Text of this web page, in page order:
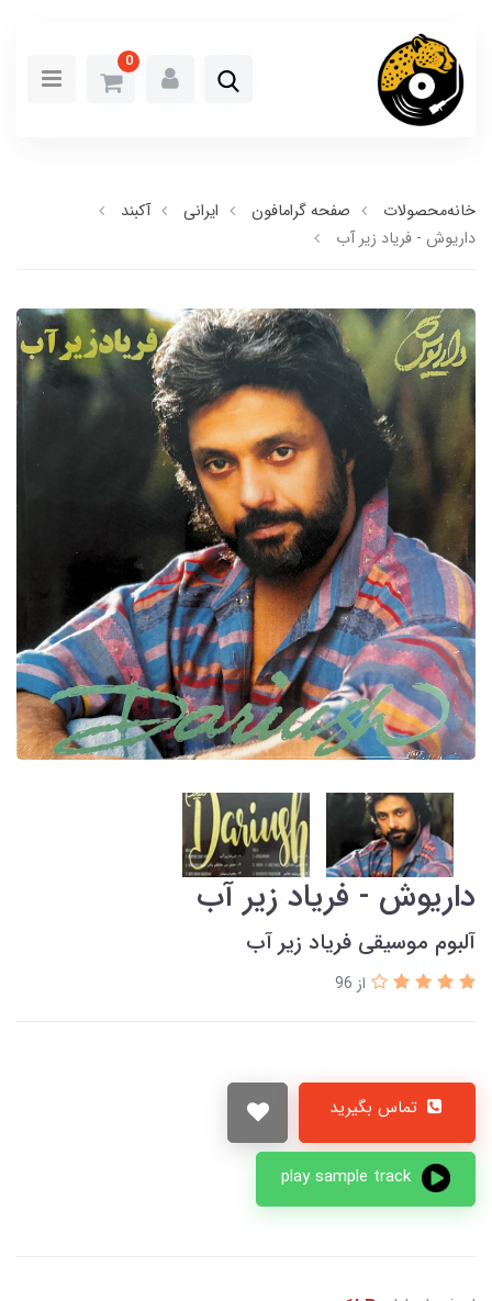
0
خانهمحصولات صفحه گرامافون ایرانی
آکبند
داریوش - فریاد زیر آب
داریوش - فریاد زیر آب
آلبوم موسیقی فریاد زیر آب
از 96
تماس بگیرید